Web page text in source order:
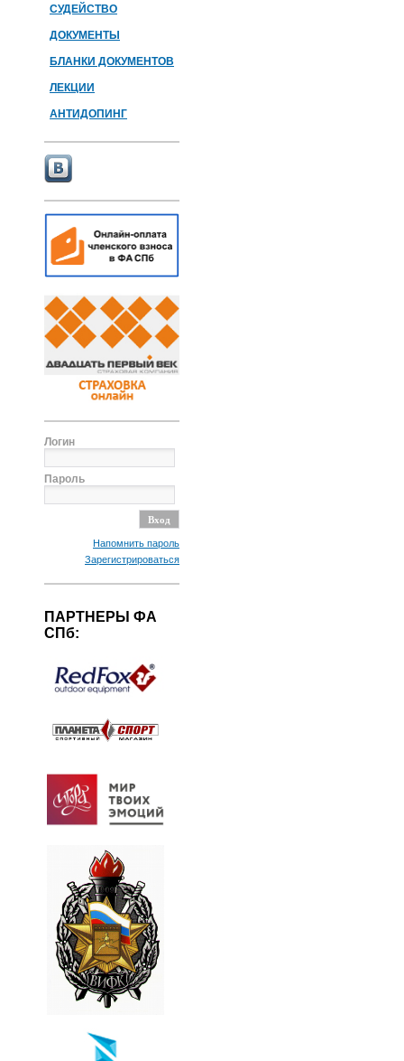
СУДЕЙСТВО
ДОКУМЕНТЫ
БЛАНКИ ДОКУМЕНТОВ
ЛЕКЦИИ
АНТИДОПИНГ
Логин
Пароль
Напомнить пароль
Зарегистрироваться
ПАРТНЕРЫ ФА
СПб: